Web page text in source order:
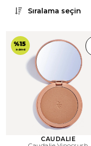
Sıralama seçin
%15
indirimli
CAUDALIE